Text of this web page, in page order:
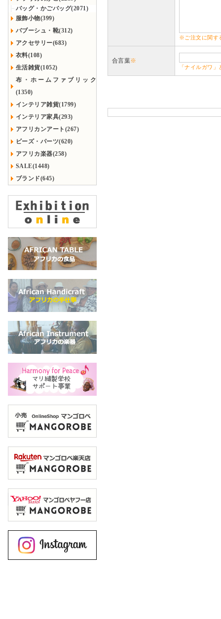
バッグ・かごバッグ(2071)
服飾小物(399)
バブーシュ・靴(312)
アクセサリー(683)
衣料(108)
生活雑貨(1052)
布・ホームファブリック
(1350)
インテリア雑貨(1799)
インテリア家具(293)
アフリカンアート(267)
ビーズ・パーツ(620)
アフリカ楽器(258)
SALE(1448)
ブランド(645)
※ご注文に関す
合言葉※
「ナイルガワ